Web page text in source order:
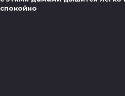
спокойно